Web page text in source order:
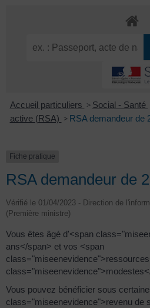
Accueil particuliers > Social - Santé
active (RSA) > RSA demandeur de
Fiche pratique
RSA demandeur de
Vérifié le 01/04/2023 - Direction de
(Première ministre)
Vous êtes âgé d'<span
ans</span> et vos <span
Vous pouvez bénéficier sous
class="miseenevidence">revenu de